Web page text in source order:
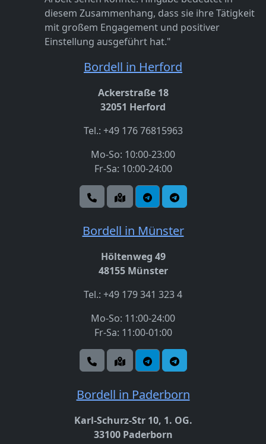
diesem Zusammenhang, dass sie ihre Tätigkeit
mit großem Engagement und positiver
Einstellung ausgeführt hat."
Bordell in Herford
Ackerstraße 18
32051 Herford
Tel.: +49 176 76815963
Mo-So: 10:00-23:00
Fr-Sa: 10:00-24:00
Bordell in Münster
Höltenweg 49
48155 Münster
Tel.: +49 179 341 323 4
Mo-So: 11:00-24:00
Fr-Sa: 11:00-01:00
Bordell in Paderborn
Karl-Schurz-Str 10, 1. OG.
33100 Paderborn